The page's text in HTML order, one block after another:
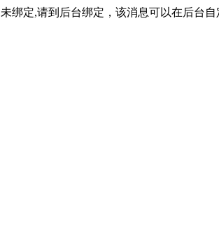
绑定,请到后台绑定，该消息可以在后台自